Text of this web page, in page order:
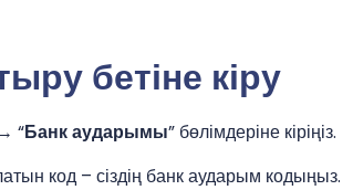
бетіне кіру
“Банк аударымы” бөлімдеріне кіріңіз.
код – сіздің банк аударым кодыңыз.